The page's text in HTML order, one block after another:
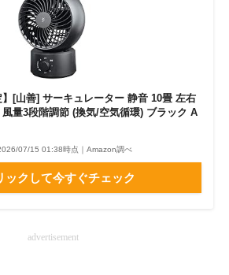
[山善] サーキュレーター 静音 10畳 左右
量3段階調節 (換気/空気循環) ブラック A
07/15 01:38時点｜Amazon調べ
ックして今すぐチェック
advertisement